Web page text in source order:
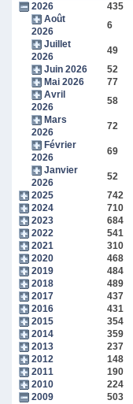
2026 435
Août
2026
6
Juillet
2026
49
Juin 2026
52
Mai 2026
77
Avril
2026
58
Mars
2026
72
Février
2026
69
Janvier
2026
52
2025
742
2024
710
2023
684
2022
541
2021
310
2020
468
2019
484
2018
489
2017
437
2016
431
2015
354
2014
359
2013
237
2012
148
2011
190
2010
224
2009
503